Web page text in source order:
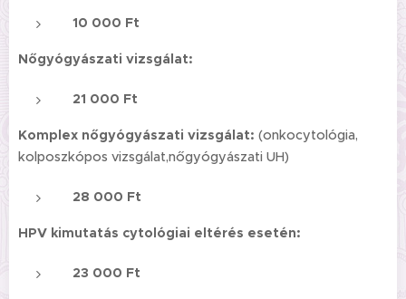
10 000 Ft
Nőgyógyászati vizsgálat:
21 000 Ft
Komplex nőgyógyászati vizsgálat: (onkocytológia,
kolposzkópos vizsgálat,nőgyógyászati UH)
28 000 Ft
HPV kimutatás cytológiai eltérés esetén:
23 000 Ft